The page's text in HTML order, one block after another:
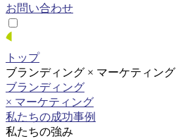
お問い合わせ
トップ
ブランディング × マーケティング
ブランディング
× マーケティング
私たちの成功事例
私たちの強み